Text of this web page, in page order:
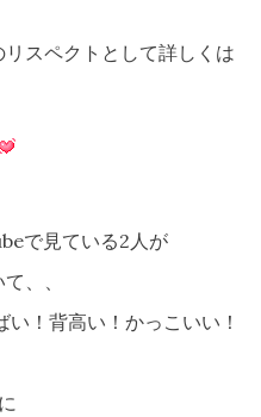
スペクトとして詳しくは
で見ている2人が
、、
！背高い！かっこいい！